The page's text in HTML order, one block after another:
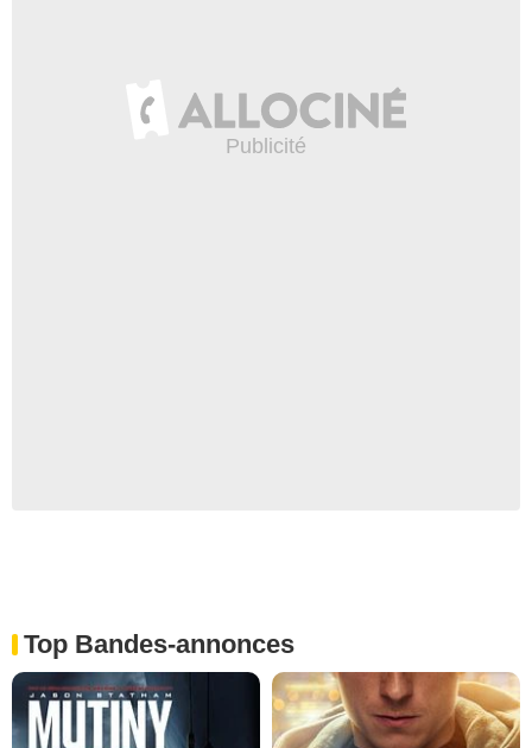
Top Bandes-annonces